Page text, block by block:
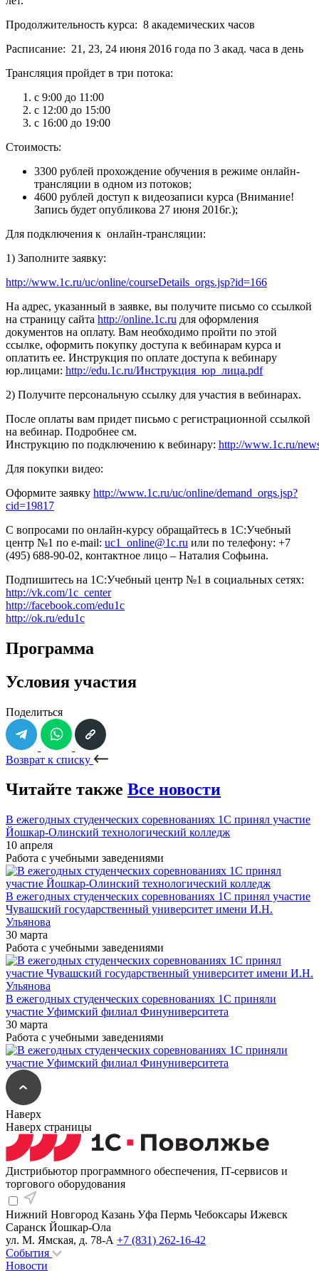
Продолжительность курса: 8 академических часов
Расписание: 21, 23, 24 июня 2016 года по 3 акад. часа в день
Трансляция пройдет в три потока:
с 9:00 до 11:00
с 12:00 до 15:00
с 16:00 до 19:00
Стоимость:
3300 рублей прохождение обучения в режиме онлайн-
трансляции в одном из потоков;
4600 рублей доступ к видеозаписи курса (Внимание!
Запись будет опубликова 27 июня 2016г.);
Для подключения к онлайн-трансляции:
1) Заполните заявку:
http://www.1c.ru/uc/online/courseDetails_orgs.jsp?id=166
На адрес, указанный в заявке, вы получите письмо со ссылкой
на страницу сайта http://online.1c.ru для оформления
документов на оплату. Вам необходимо пройти по этой
ссылке, оформить покупку доступа к вебинарам курса и
оплатить ее. Инструкция по оплате доступа к вебинару
юр.лицами: http://edu.1c.ru/Инструкция_юр_лица.pdf
2) Получите персональную ссылку для участия в вебинарах.
После оплаты вам придет письмо с регистрационной ссылкой
на вебинар. Подробнее см.
Инструкцию по подключению к вебинару: http://www.1c.ru/
Для покупки видео:
Оформите заявку http://www.1c.ru/uc/online/demand_orgs.jsp?
cid=19817
С вопросами по онлайн-курсу обращайтесь в 1С:Учебный
центр №1 по e-mail: uc1_online@1c.ru или по телефону: +7
(495) 688-90-02, контактное лицо – Наталия Софьина.
Подпишитесь на 1С:Учебный центр №1 в социальных сетях:
http://vk.com/1c_center
http://facebook.com/edu1c
http://ok.ru/edu1c
Программа
Условия участия
Поделиться
Возврат к списку
Читайте также Все новости
В ежегодных студенческих соревнованиях 1С принял участие
Йошкар-Олинский технологический колледж
10 апреля
Работа с учебными заведениями
В ежегодных студенческих соревнованиях 1С принял участие
Чувашский государственный университет имени И.Н.
Ульянова
30 марта
Работа с учебными заведениями
В ежегодных студенческих соревнованиях 1С приняли
участие Уфимский филиал Финуниверситета
30 марта
Работа с учебными заведениями
Наверх
Наверх страницы
Дистрибьютор программного обеспечения, IT-сервисов и
торгового оборудования
Нижний Новгород Казань Уфа Пермь Чебоксары Ижевск
Саранск Йошкар-Ола
ул. М. Ямская, д. 78-А +7 (831) 262-16-42
События
Новости